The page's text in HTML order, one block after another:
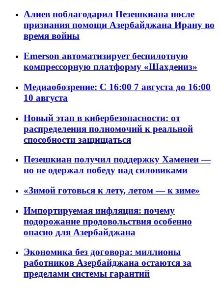
Алиев поблагодарил Пезешкиана после
признания помощи Азербайджана Ирану во
время войны
Emerson автоматизирует беспилотную
компрессорную платформу «Шахдениз»
Медиаобозрение: С 16:00 7 августа до 16:00
10 августа
Новый этап в кибербезопасности: от
распределения полномочий к реальной
способности защищаться
Пезешкиан получил поддержку Хаменеи —
но не одержал победу над силовиками
«Зимой готовься к лету, летом — к зиме»
Импортируемая инфляция: почему
подорожание продовольствия особенно
опасно для Азербайджана
Экономика без договора: миллионы
работников Азербайджана остаются за
пределами системы гарантий